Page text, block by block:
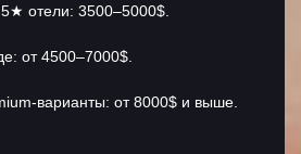
отели: 3500–5000$.
от 4500–7000$.
варианты: от 8000$ и выше.